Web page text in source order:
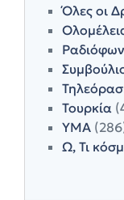
Όλες οι
Τουρκία
ΥΜΑ
Ω, Τι